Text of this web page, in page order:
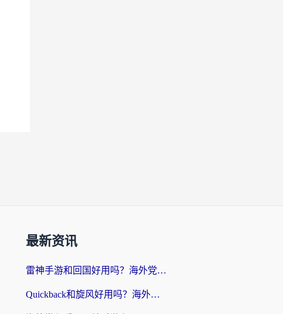
最新资讯
雷神手游和回国好用吗？海外党亲测：选对加速器才能无缝刷剧打游戏
Quickback和旋风好用吗？海外华人亲测：选对回国加速器才能无缝看央视5